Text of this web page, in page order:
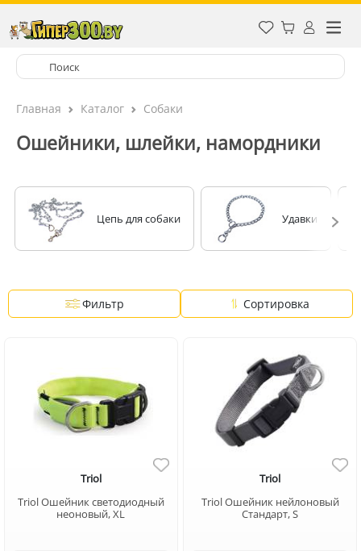
Главная Каталог Собаки
Ошейники, шлейки, намордники
Цепь для собаки Удавки
Фильтр Сортировка
Triol
Triol Ошейник светодиодный
неоновый, XL
Triol
Triol Ошейник нейлоновый
Стандарт, S